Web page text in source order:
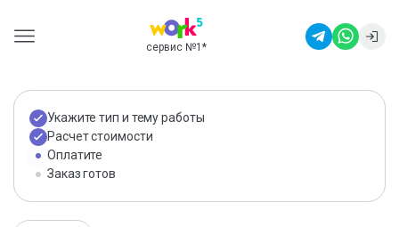
сервис №1 *
Укажите тип и тему работы
Расчет стоимости
Оплатите
Заказ готов